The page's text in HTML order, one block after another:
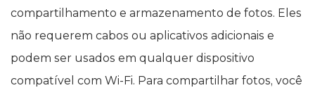
compartilhamento e armazenamento de fotos. Eles
não requerem cabos ou aplicativos adicionais e
podem ser usados em qualquer dispositivo
compatível com Wi-Fi. Para compartilhar fotos, você